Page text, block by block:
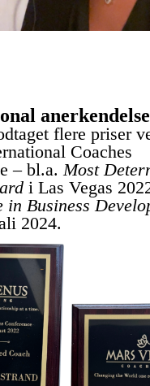
anerkendelse
flere priser
Coaches
– bl.a.Most
i Las Vegas
in Business
2024.